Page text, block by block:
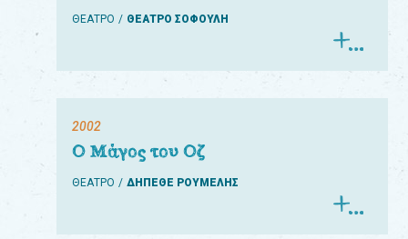
ΘΕΑΤΡΟ ΘΕΑΤΡΟ ΣΟΦΟΥΛΗ
2002
Ο Μάγος του Οζ
ΘΕΑΤΡΟ ΔΗΠΕΘΕ ΡΟΥΜΕΛΗΣ